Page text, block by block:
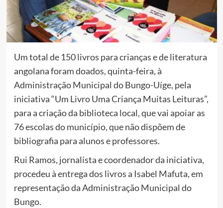
Um total de 150 livros para crianças e de literatura
angolana foram doados, quinta-feira, à
Administração Municipal do Bungo-Uíge, pela
iniciativa “Um Livro Uma Criança Muitas Leituras”,
para a criação da biblioteca local, que vai apoiar as
76 escolas do município, que não dispõem de
bibliografia para alunos e professores.
Rui Ramos, jornalista e coordenador da iniciativa,
procedeu à entrega dos livros a Isabel Mafuta, em
representação da Administração Municipal do
Bungo.